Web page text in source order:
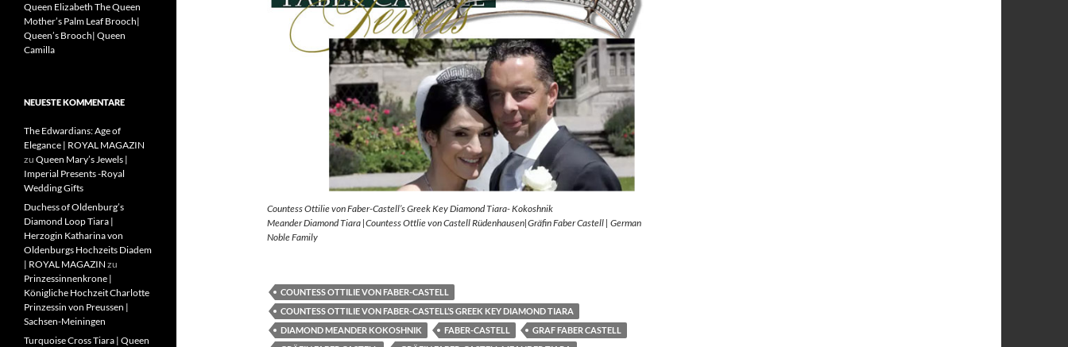
Countess Ottilie von Faber-Castell’s Greek Key Diamond Tiara- Kokoshnik
Meander Diamond Tiara |Countess Ottlie von Castell Rüdenhausen|Gräfin Faber Castell | German
Noble Family
COUNTESS OTTILIE VON FABER-CASTELL
COUNTESS OTTILIE VON FABER-CASTELL’S GREEK KEY DIAMOND TIARA
DIAMOND MEANDER KOKOSHNIK
FABER-CASTELL
GRAF FABER CASTELL
Queen Elizabeth The Queen
Mother’s Palm Leaf Brooch|
Queen’s Brooch| Queen
Camilla
NEUESTE KOMMENTARE
The Edwardians: Age of
Elegance | ROYAL MAGAZIN
zu Queen Mary’s Jewels |
Imperial Presents -Royal
Wedding Gifts
Duchess of Oldenburg’s
Diamond Loop Tiara |
Herzogin Katharina von
Oldenburgs Hochzeits Diadem
| ROYAL MAGAZIN zu
Prinzessinnenkrone |
Königliche Hochzeit Charlotte
Prinzessin von Preussen |
Sachsen-Meiningen
Turquoise Cross Tiara | Queen